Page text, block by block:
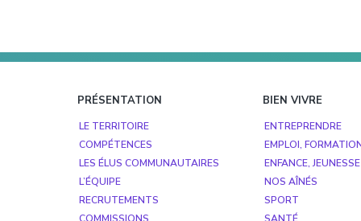
Footer
PRÉSENTATION
LE TERRITOIRE
COMPÉTENCES
LES ÉLUS COMMUNAUTAIRES
L’ÉQUIPE
RECRUTEMENTS
COMMISSIONS
BIEN VIVRE
ENTREPRENDRE
EMPLOI,
ENFANCE, JEUNESSE
NOS AÎNÉS
SPORT
SANTÉ